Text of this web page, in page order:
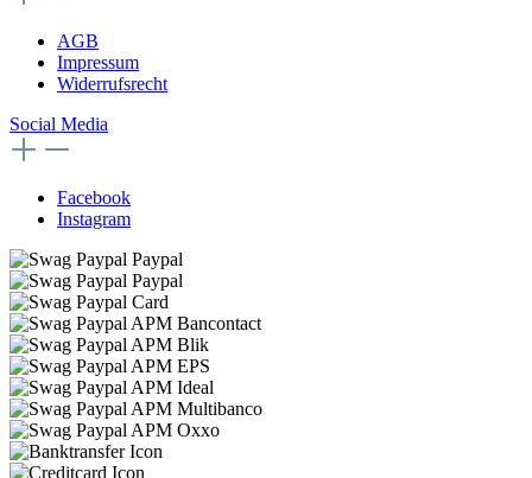
AGB
Impressum
Widerrufsrecht
Social Media
Facebook
Instagram